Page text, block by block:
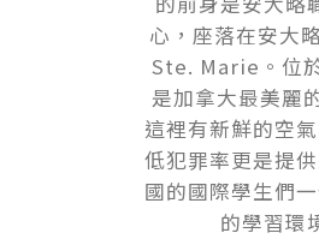
心，座落在安大
Ste. Marie。位
是加拿大最美麗
這裡有新鮮的空
低犯罪率更是提
國的國際學生們
的學習環